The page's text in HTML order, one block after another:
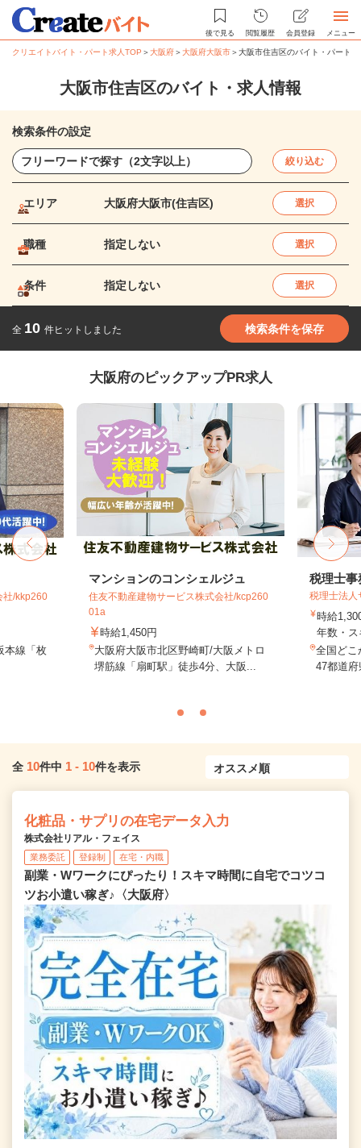
後で見る 閲覧履歴 会員登録 メニュー
クリエイトバイト・パート求人TOP ＞大阪府＞大阪府大阪市＞大阪市住吉区のバイト・パート求
大阪市住吉区のバイト・求人情報
検索条件の設定
絞り込む
エリア 大阪府大阪市(住吉区) 選択
職種 指定しない 選択
条件 指定しない 選択
全 10 件ヒットしました 検索条件を保存
大阪府のピックアップPR求人
社/kkp260
本線「枚
マンションのコンシェルジュ
住友不動産建物サービス株式会社/kcp260
01a
時給1,450円
大阪府大阪市北区野崎町/大阪メトロ
堺筋線「扇町駅」徒歩4分、大阪...
税理士事
税理士法人
時給
年数・
全国どこ
47都道
全 10件中 1 - 10件を表示
化粧品・サプリの在宅データ入力
株式会社リアル・フェイス
業務委託 登録制 在宅・内職
副業・Wワークにぴったり！スキマ時間に自宅でコツコ
ツお小遣い稼ぎ♪〈大阪府〉